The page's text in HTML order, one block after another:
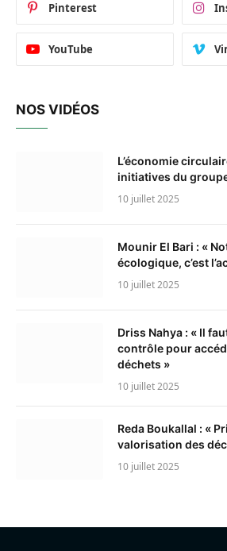
Pinterest
YouTube
NOS VIDÉOS
L’économie
initiatives du
10 juillet 2025
Mounir El Bari : «
écologique, c’est
10 juillet 2025
Driss Nahya : « Il
contrôle pour
déchets »
10 juillet 2025
Reda Boukallal : «
valorisation des
10 juillet 2025